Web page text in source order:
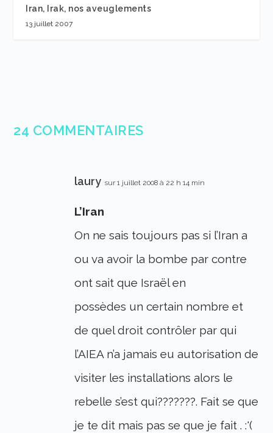
Iran, Irak, nos aveuglements
13 juillet 2007
24 COMMENTAIRES
laury sur 1 juillet 2008 à 22 h 14 min
L’Iran
On ne sais toujours pas si l’Iran a
ou va avoir la bombe par contre
ont sait que Israël en
possèdes un certain nombre et
de quel droit contrôler par qui
l’AIEA n’a jamais eu autorisation de
visiter les installations alors le
rebelle s’est qui???????. Fait se que
je te dit mais pas se que je fait . :'(